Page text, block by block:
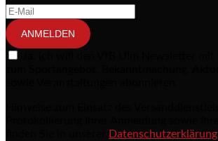
ANMELDEN
Datenschutzerklärung